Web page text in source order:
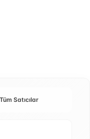
Tüm Satıcılar